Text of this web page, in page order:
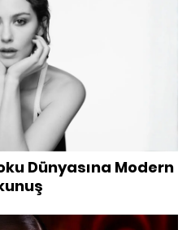
Dünyasına Modern